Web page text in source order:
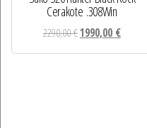
Cerakote .308Win
2290,00€Alkuperäinen
1990,00 €Nykyinen